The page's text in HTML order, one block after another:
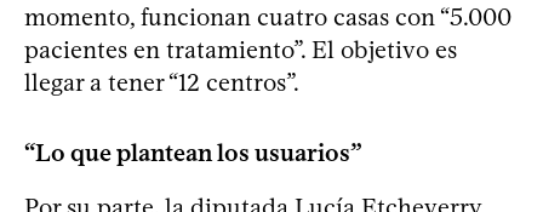
momento, funcionan cuatro casas con “5.000
pacientes en tratamiento”. El objetivo es
llegar a tener “12 centros”.
“Lo que plantean los usuarios”